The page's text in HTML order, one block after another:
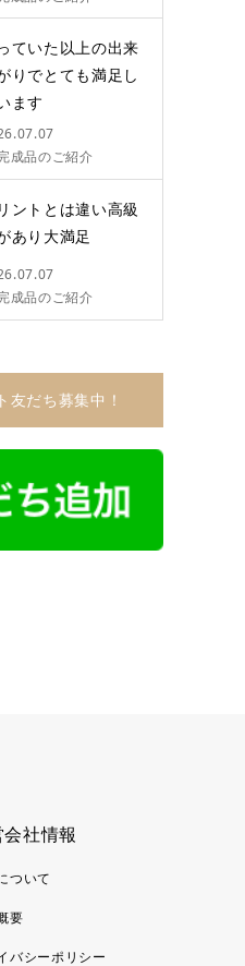
ていた以上の出来
りでとても満足し
ます
成品のご紹介
ントとは違い高級
あり大満足
成品のご紹介
友だち募集中！
社情報
ついて
要
バシーポリシー